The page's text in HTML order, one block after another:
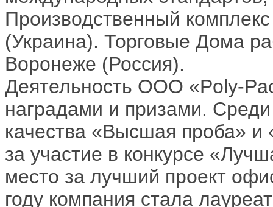
Производственный
(Украина). Торговые Дома
Воронеже (Россия).
Деятельность ООО «Poly-
наградами и призами.
качества «Высшая проба» и
за участие в конкурсе
место за лучший проект
году компания стала